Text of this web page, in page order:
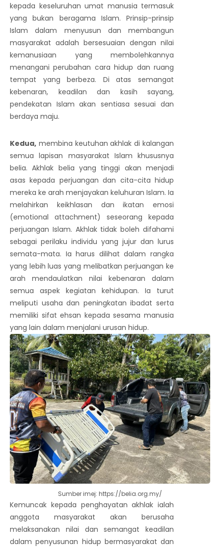
kepada keseluruhan umat manusia termasuk
yang bukan beragama Islam. Prinsip-prinsip
Islam dalam menyusun dan membangun
masyarakat adalah bersesuaian dengan nilai
kemanusiaan yang membolehkannya
menangani perubahan cara hidup dan ruang
tempat yang berbeza. Di atas semangat
kebenaran, keadilan dan kasih sayang,
pendekatan Islam akan sentiasa sesuai dan
berdaya maju.
Kedua, membina keutuhan akhlak di kalangan
semua lapisan masyarakat Islam khususnya
belia. Akhlak belia yang tinggi akan menjadi
asas kepada perjuangan dan cita-cita hidup
mereka ke arah menjayakan keluhuran Islam. Ia
melahirkan keikhlasan dan ikatan emosi
(emotional attachment) seseorang kepada
perjuangan Islam. Akhlak tidak boleh difahami
sebagai perilaku individu yang jujur dan lurus
semata-mata. Ia harus dilihat dalam rangka
yang lebih luas yang melibatkan perjuangan ke
arah mendaulatkan nilai kebenaran dalam
semua aspek kegiatan kehidupan. Ia turut
meliputi usaha dan peningkatan ibadat serta
memiliki sifat ehsan kepada sesama manusia
yang lain dalam menjalani urusan hidup.
Sumber imej: https://belia.org.my/
Kemuncak kepada penghayatan akhlak ialah
anggota masyarakat akan berusaha
melaksanakan nilai dan semangat keadilan
dalam penyusunan hidup bermasyarakat dan